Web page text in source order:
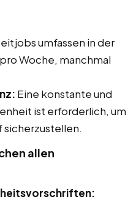
umfassen in der
Woche, manchmal
Eine konstante und
ist erforderlich, um
sicherzustellen.
allen